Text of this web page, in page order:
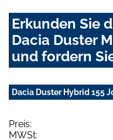
Erkunden Sie
Dacia Duster
und fordern
Dacia Duster Hybrid 155
Preis:
MWSt: